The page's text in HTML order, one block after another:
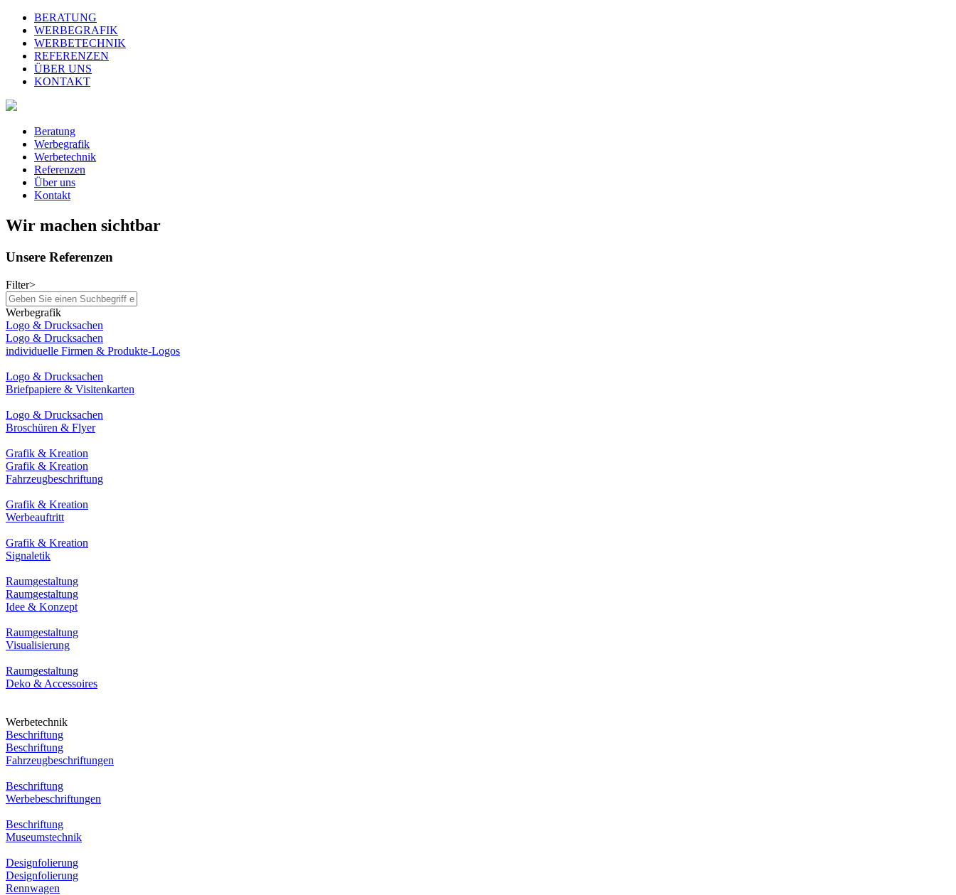
BERATUNG
WERBEGRAFIK
WERBETECHNIK
REFERENZEN
ÜBER UNS
KONTAKT
Beratung
Werbegrafik
Werbetechnik
Referenzen
Über uns
Kontakt
Wir machen sichtbar
Unsere Referenzen
Filter>
Werbegrafik
Logo & Drucksachen
Logo & Drucksachen
individuelle Firmen & Produkte-Logos
Logo & Drucksachen
Briefpapiere & Visitenkarten
Logo & Drucksachen
Broschüren & Flyer
Grafik & Kreation
Grafik & Kreation
Fahrzeugbeschriftung
Grafik & Kreation
Werbeauftritt
Grafik & Kreation
Signaletik
Raumgestaltung
Raumgestaltung
Idee & Konzept
Raumgestaltung
Visualisierung
Raumgestaltung
Deko & Accessoires
Werbetechnik
Beschriftung
Beschriftung
Fahrzeugbeschriftungen
Beschriftung
Werbebeschriftungen
Beschriftung
Museumstechnik
Designfolierung
Designfolierung
Rennwagen